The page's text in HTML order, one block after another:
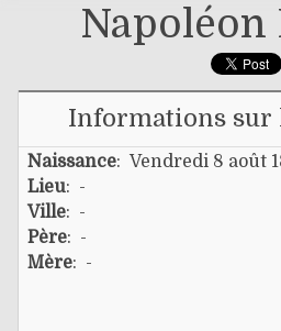
Informations sur
Naissance: Vendredi 8 août
Lieu: -
Ville: -
Père: -
Mère: -